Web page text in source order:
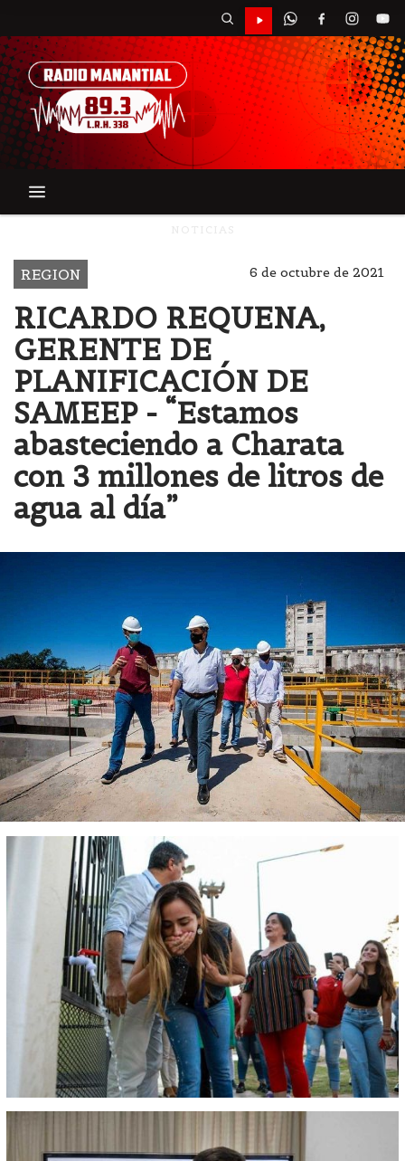
REGION 6 de octubre de 2021
RICARDO REQUENA,
GERENTE DE
PLANIFICACIÓN DE
SAMEEP - “Estamos
abasteciendo a Charata
con 3 millones de litros de
agua al día”